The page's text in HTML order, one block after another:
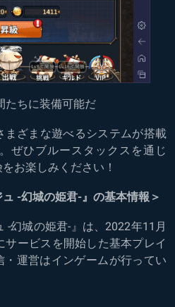
たちに装備可能だ
まざまな遊べるシステムが搭載
ぜひブルースタックスを通じ
お楽しみください！
-幻城の姫君-』の基本情報＞
-幻城の姫君-』は、2022年11月
サービスを開始した基本プレイ
・運営はインゲームが行ってい